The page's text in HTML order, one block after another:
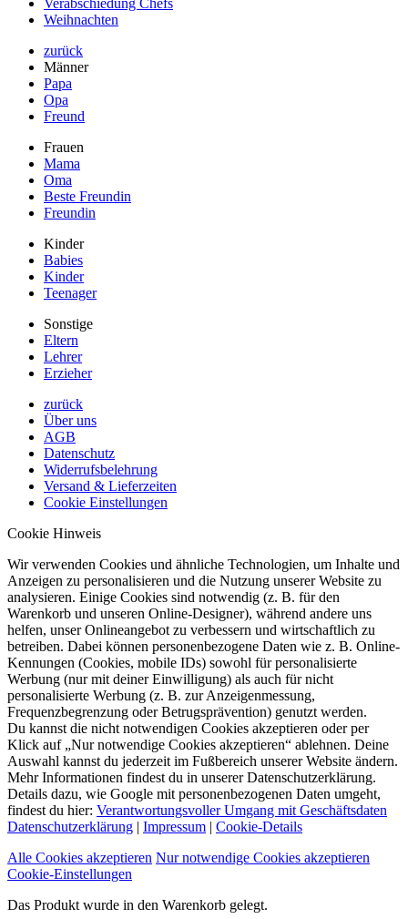
Verabschiedung Chefs
Weihnachten
zurück
Männer
Papa
Opa
Freund
Frauen
Mama
Oma
Beste Freundin
Freundin
Kinder
Babies
Kinder
Teenager
Sonstige
Eltern
Lehrer
Erzieher
zurück
Über uns
AGB
Datenschutz
Widerrufsbelehrung
Versand & Lieferzeiten
Cookie Einstellungen
Cookie Hinweis
Wir verwenden Cookies und ähnliche Technologien, um Inhalte und
Anzeigen zu personalisieren und die Nutzung unserer Website zu
analysieren. Einige Cookies sind notwendig (z. B. für den
Warenkorb und unseren Online-Designer), während andere uns
helfen, unser Onlineangebot zu verbessern und wirtschaftlich zu
betreiben. Dabei können personenbezogene Daten wie z. B. Online-
Kennungen (Cookies, mobile IDs) sowohl für personalisierte
Werbung (nur mit deiner Einwilligung) als auch für nicht
personalisierte Werbung (z. B. zur Anzeigenmessung,
Frequenzbegrenzung oder Betrugsprävention) genutzt werden.
Du kannst die nicht notwendigen Cookies akzeptieren oder per
Klick auf „Nur notwendige Cookies akzeptieren“ ablehnen. Deine
Auswahl kannst du jederzeit im Fußbereich unserer Website ändern.
Mehr Informationen findest du in unserer Datenschutzerklärung.
Details dazu, wie Google mit personenbezogenen Daten umgeht,
findest du hier: Verantwortungsvoller Umgang mit Geschäftsdaten
Datenschutzerklärung | Impressum | Cookie-Details
Alle Cookies akzeptieren Nur notwendige Cookies akzeptieren
Cookie-Einstellungen
Das Produkt wurde in den Warenkorb gelegt.